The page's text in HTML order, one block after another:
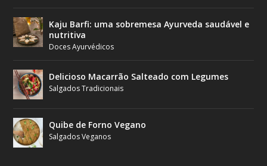
Kaju Barfi: uma sobremesa Ayurveda saudável e
nutritiva
Doces Ayurvédicos
Delicioso Macarrão Salteado com Legumes
Salgados Tradicionais
Quibe de Forno Vegano
Salgados Veganos